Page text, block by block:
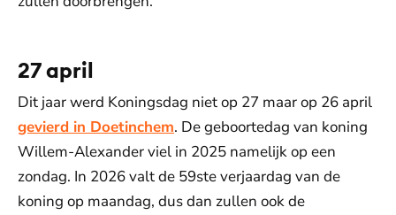
27 april
Dit jaar werd Koningsdag niet op 27 maar op 26 april
gevierd in Doetinchem. De geboortedag van koning
Willem-Alexander viel in 2025 namelijk op een
zondag. In 2026 valt de 59ste verjaardag van de
koning op maandag, dus dan zullen ook de